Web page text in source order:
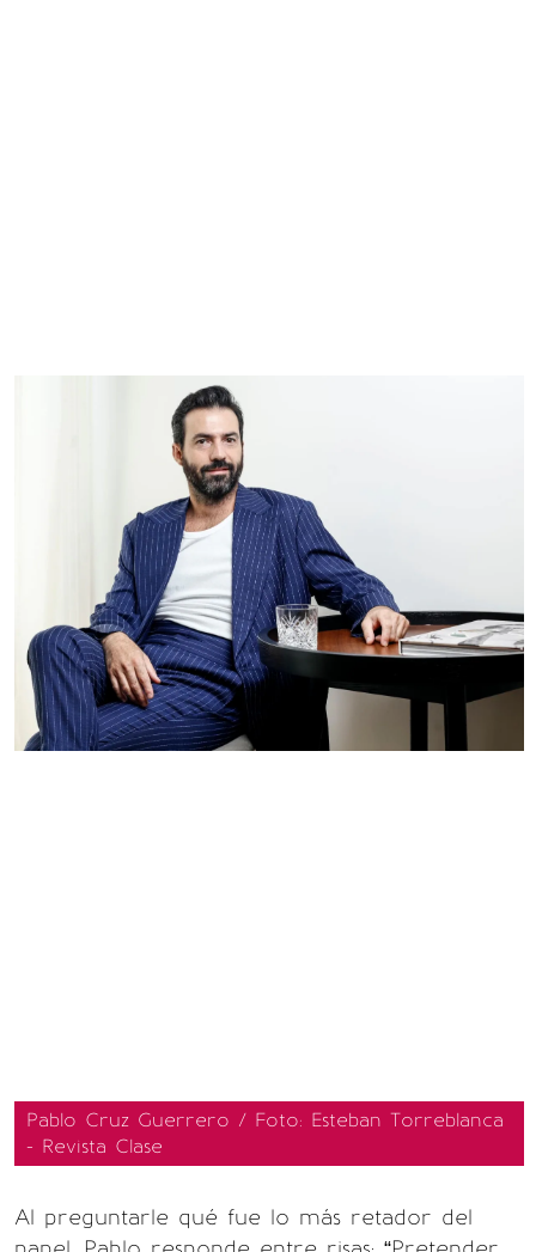
Pablo Cruz Guerrero / Foto: Esteban Torreblanca
- Revista Clase
Al preguntarle qué fue lo más retador del